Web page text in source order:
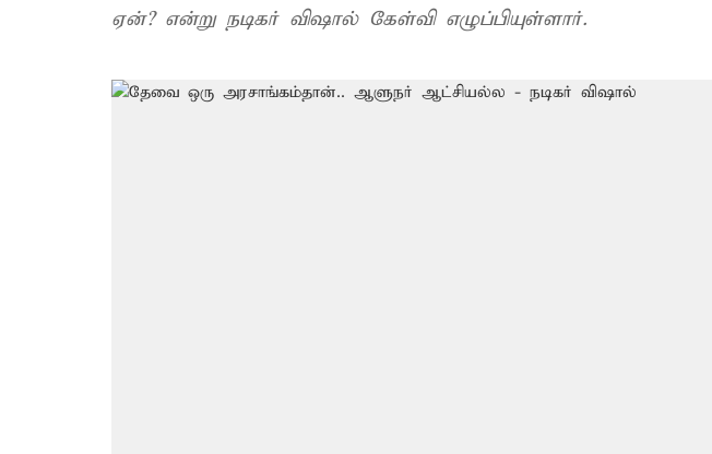
ஏன்? என்று நடிகர் விஷால் கேள்வி எழுப்பியுள்ளார்.